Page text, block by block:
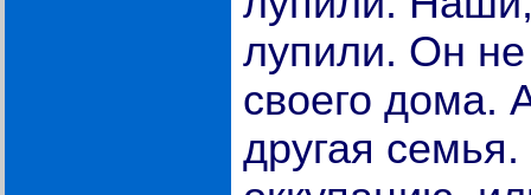
лупили. Он не
своего дома.
другая